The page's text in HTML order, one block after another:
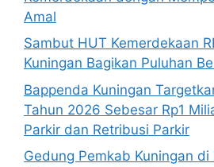
Amal
Sambut HUT Kemerdekaan
Kuningan Bagikan Puluhan
Bappenda Kuningan
Tahun 2026 Sebesar Rp1
Parkir dan Retribusi Parkir
Gedung Pemkab Kuningan di